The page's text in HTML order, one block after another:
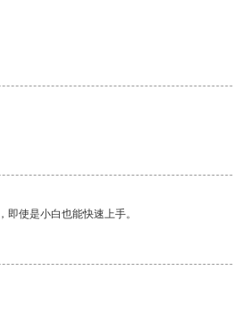
使是小白也能快速上手。